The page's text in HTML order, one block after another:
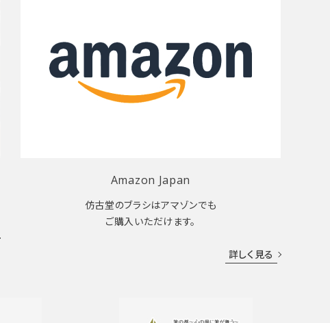
Amazon Japan
仿古堂のブラシはアマゾンでも
ご購入いただけます。
詳しく見る